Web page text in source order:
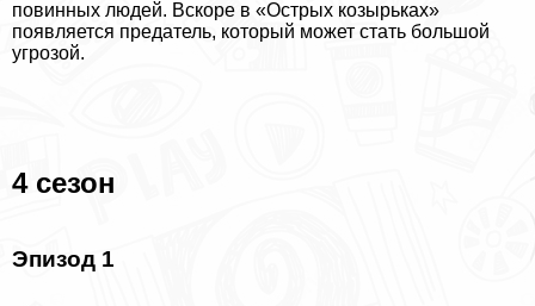
повинных людей. Вскоре в «Острых козырьках»
появляется предатель, который может стать большой
угрозой.
4 сезон
Эпизод 1